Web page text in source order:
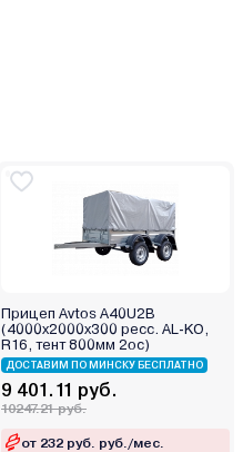
Прицеп Avtos A40U2B
(4000х2000х300 ресс. AL-KO,
R16, тент 800мм 2ос)
ДОСТАВИМ ПО МИНСКУ БЕСПЛАТНО
9 401.11 руб.
10247.21 руб.
от 232 руб. руб./мес.